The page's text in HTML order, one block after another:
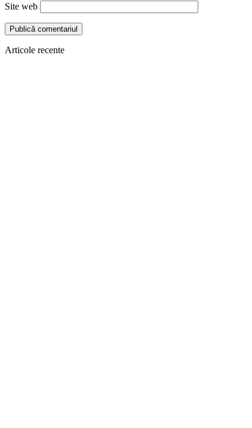
Site web
Articole recente